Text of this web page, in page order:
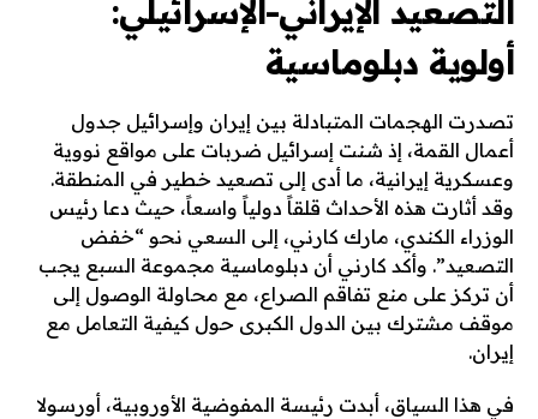
التصعيد الإيراني-الإسرائيلي:
أولوية دبلوماسية
تصدرت الهجمات المتبادلة بين إيران وإسرائيل جدول
أعمال القمة، إذ شنت إسرائيل ضربات على مواقع نووية
وعسكرية إيرانية، ما أدى إلى تصعيد خطير في المنطقة.
وقد أثارت هذه الأحداث قلقاً دولياً واسعاً، حيث دعا رئيس
الوزراء الكندي، مارك كارني، إلى السعي نحو “خفض
التصعيد”. وأكد كارني أن دبلوماسية مجموعة السبع يجب
أن تركز على منع تفاقم الصراع، مع محاولة الوصول إلى
موقف مشترك بين الدول الكبرى حول كيفية التعامل مع
إيران.
في هذا السياق، أبدت رئيسة المفوضية الأوروبية، أورسولا